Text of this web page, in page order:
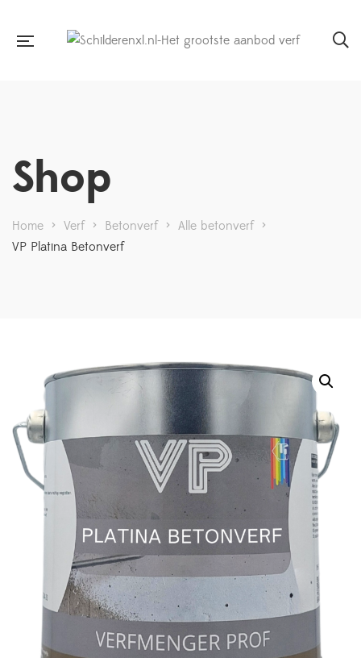
Shop
Home > Verf > Betonverf > Alle betonverf >
VP Platina Betonverf